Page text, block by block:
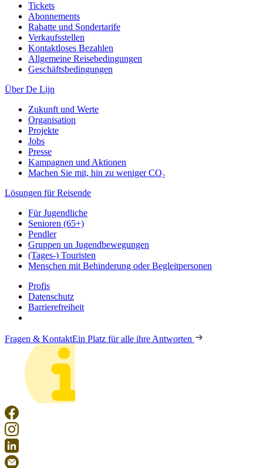
Tickets
Abonnements
Rabatte und Sondertarife
Verkaufsstellen
Kontaktloses Bezahlen
Allgemeine Reisebedingungen
Geschäftsbedingungen
Über De Lijn
Zukunft und Werte
Organisation
Projekte
Jobs
Presse
Kampagnen und Aktionen
Machen Sie mit, hin zu weniger CO₂
Lösungen für Reisende
Für Jugendliche
Senioren (65+)
Pendler
Gruppen un Jugendbewegungen
(Tages-) Touristen
Menschen mit Behinderung oder Begleitpersonen
Profis
Datenschutz
Barrierefreiheit
Fragen & KontaktEin Platz für alle ihre Antworten